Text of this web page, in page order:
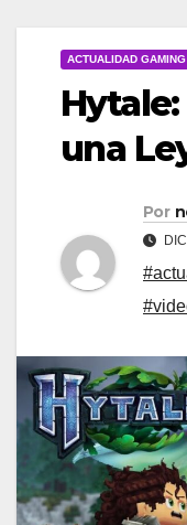
ACTUALIDAD GAMING
una
Por